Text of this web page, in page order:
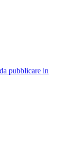
pubblicare in